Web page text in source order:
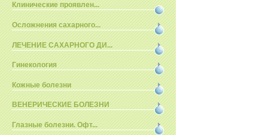
Клинические проявлен...
Осложнения сахарного...
ЛЕЧЕНИЕ САХАРНОГО ДИ...
Гинекология
Кожные болезни
ВЕНЕРИЧЕСКИЕ БОЛЕЗНИ
Глазные болезни. Офт...